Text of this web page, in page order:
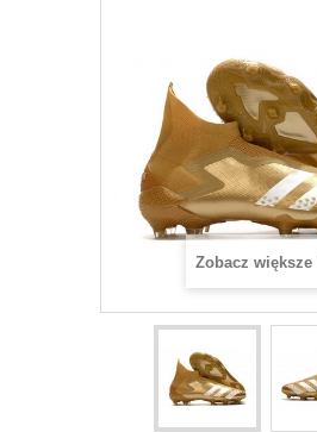
Zobacz większe